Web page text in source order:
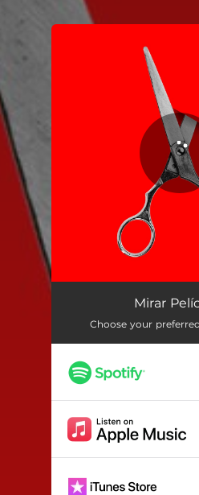
You're all set!
Mirar Películas
Mirar
Choose your